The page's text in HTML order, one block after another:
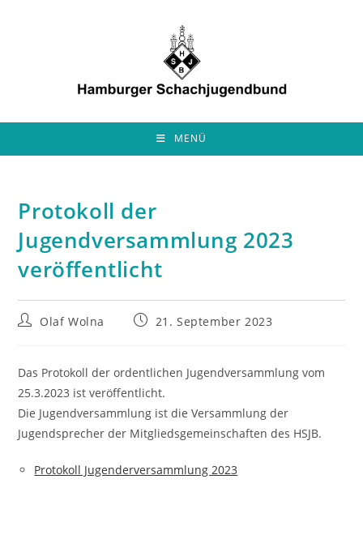
MENÜ
Protokoll der
Jugendversammlung 2023
veröffentlicht
Beitrags-
Olaf Wolna
Beitrag21. September 2023
Das Protokoll der ordentlichen Jugendversammlung vom
25.3.2023 ist veröffentlicht.
Die Jugendversammlung ist die Versammlung der
Jugendsprecher der Mitgliedsgemeinschaften des HSJB.
Protokoll Jugenderversammlung 2023